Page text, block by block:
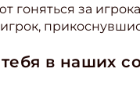
гоняться за
в наших